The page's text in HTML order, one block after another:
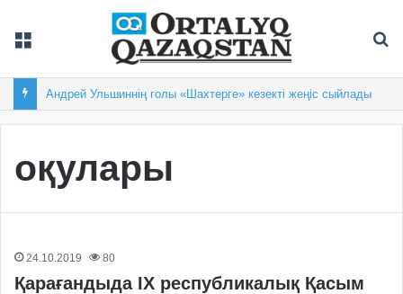
Андрей Ульшиннің голы «Шахтерге» кезекті жеңіс сыйлады
оқулары
24.10.2019 80
Қарағандыда ІХ республикалық Қасым